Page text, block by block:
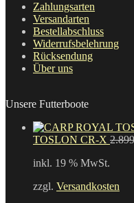
Zahlungsarten
Versandarten
Bestellabschluss
Widerrufsbelehrung
Rücksendung
Über uns
Unsere Futterboote
TOSLON CR-X
inkl. 19 % MwSt.
zzgl. Versandkosten